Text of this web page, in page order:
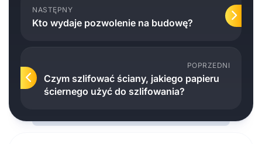
NASTĘPNY
Kto wydaje pozwolenie na budowę?
POPRZEDNI
Czym szlifować ściany, jakiego papieru
ściernego użyć do szlifowania?